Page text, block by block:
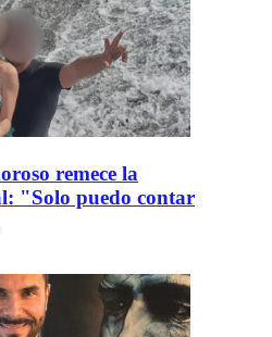
remece la
"Solo puedo contar